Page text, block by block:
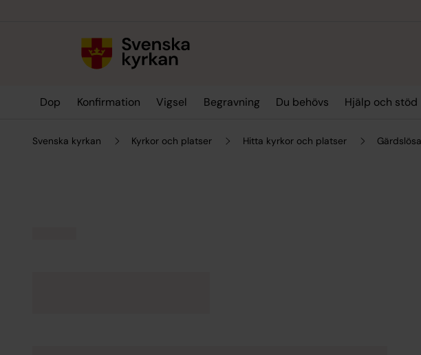
Dop Konfirmation Vigsel Begravning Du behövs Hjälp och stöd
Svenska kyrkan Kyrkor och platser Hitta kyrkor och platser